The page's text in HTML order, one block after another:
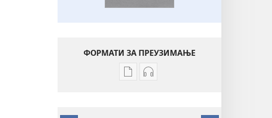
ФОРМАТИ ЗА ПРЕУЗИМАЊЕ
ФорматиФормати